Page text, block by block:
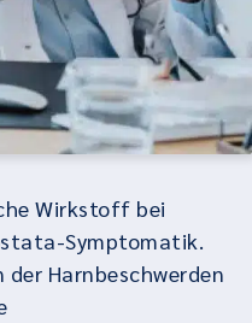
Wirkstoff bei
Symptomatik.
Harnbeschwerden